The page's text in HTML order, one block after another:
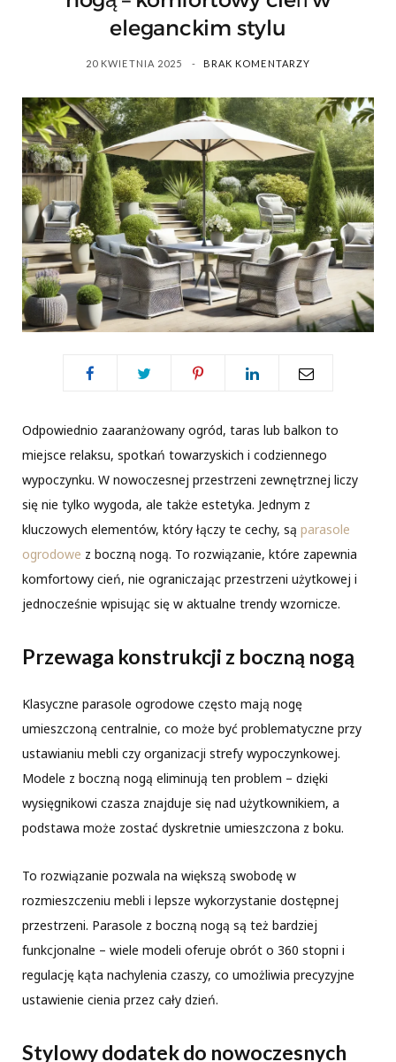
s
eleganckim stylu
20 KWIETNIA 2025 BRAK KOMENTARZY
Odpowiednio zaaranżowany ogród, taras lub balkon to
miejsce relaksu, spotkań towarzyskich i codziennego
wypoczynku. W nowoczesnej przestrzeni zewnętrznej liczy
się nie tylko wygoda, ale także estetyka. Jednym z
kluczowych elementów, który łączy te cechy, są parasole
ogrodowe z boczną nogą. To rozwiązanie, które zapewnia
komfortowy cień, nie ograniczając przestrzeni użytkowej i
jednocześnie wpisując się w aktualne trendy wzornicze.
Przewaga konstrukcji z boczną nogą
Klasyczne parasole ogrodowe często mają nogę
umieszczoną centralnie, co może być problematyczne przy
ustawianiu mebli czy organizacji strefy wypoczynkowej.
Modele z boczną nogą eliminują ten problem – dzięki
wysięgnikowi czasza znajduje się nad użytkownikiem, a
podstawa może zostać dyskretnie umieszczona z boku.
To rozwiązanie pozwala na większą swobodę w
rozmieszczeniu mebli i lepsze wykorzystanie dostępnej
przestrzeni. Parasole z boczną nogą są też bardziej
funkcjonalne – wiele modeli oferuje obrót o 360 stopni i
regulację kąta nachylenia czaszy, co umożliwia precyzyjne
ustawienie cienia przez cały dzień.
Stylowy dodatek do nowoczesnych